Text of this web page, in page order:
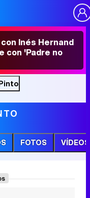
Inés Hernand
con 'Padre no
FOTOS VÍDEOS